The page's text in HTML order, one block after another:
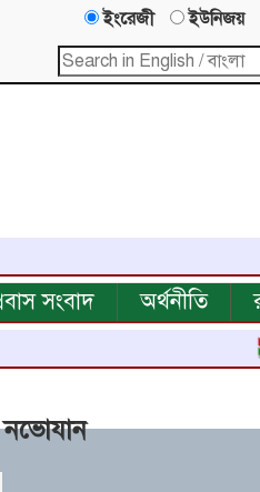
ইংরেজী ইউনিজয়
সংবাদ অর্থনীতি
নভোযান